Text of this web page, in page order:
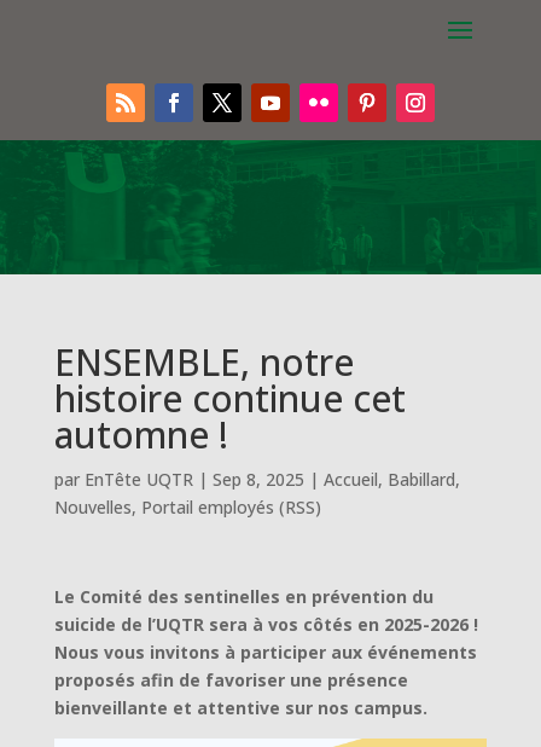
ENSEMBLE, notre
histoire continue cet
automne !
par EnTête UQTR| Sep 8, 2025 | Accueil, Babillard,
Nouvelles, Portail employés (RSS)
Le Comité des sentinelles en prévention du
suicide de l’UQTR sera à vos côtés en 2025-2026 !
Nous vous invitons à participer aux événements
proposés afin de favoriser une présence
bienveillante et attentive sur nos campus.